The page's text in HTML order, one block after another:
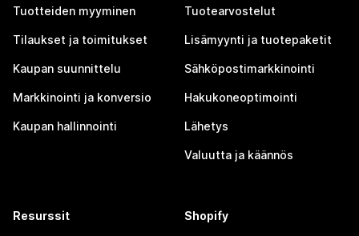
Tuotteiden myyminen
Tilaukset ja toimitukset
Kaupan suunnittelu
Markkinointi ja konversio
Kaupan hallinnointi
Tuotearvostelut
Lisämyynti ja tuotepaketit
Sähköpostimarkkinointi
Hakukoneoptimointi
Lähetys
Valuutta ja käännös
Resurssit Shopify